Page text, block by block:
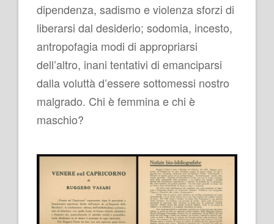
dipendenza, sadismo e violenza sforzi di
liberarsi dal desiderio; sodomia, incesto,
antropofagia modi di appropriarsi
dell’altro, inani tentativi di emanciparsi
dalla voluttà d’essere sottomessi nostro
malgrado. Chi è femmina e chi è
maschio?